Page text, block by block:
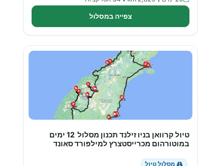
צפייה במסלול
טיול קרוואן בניו זילנד תכנון מסלול 12 ימים
במוטורהום מכרייסטצרץ למילפורד סאונד
מסלול טיול